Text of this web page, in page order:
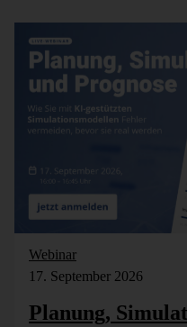
Webinar
17. September 2026
Planung,